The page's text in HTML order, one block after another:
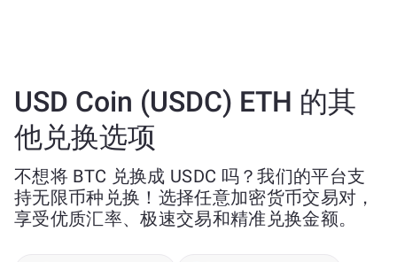
USD Coin (USDC) ETH 的其
他兑换选项
不想将 BTC 兑换成 USDC 吗？我们的平台支
持无限币种兑换！选择任意加密货币交易对，
享受优质汇率、极速交易和精准兑换金额。